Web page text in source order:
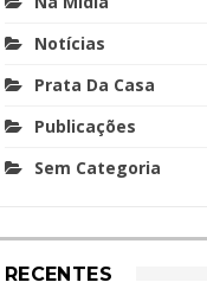
Notícias
Prata Da Casa
Publicações
Sem Categoria
RECENTES